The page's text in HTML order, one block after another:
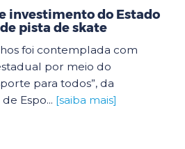
investimento do Estado
pista de skate
foi contemplada com
por meio do
para todos”, da
Espo... [saiba mais]